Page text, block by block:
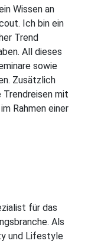
Wissen an
Ich bin ein
Trend
All dieses
sowie
Zusätzlich
mit
Rahmen einer
für das
Als
und Lifestyle